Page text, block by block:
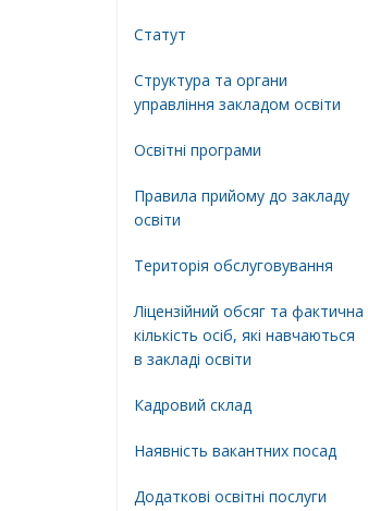
Статут
Структура та органи
управління закладом освіти
Освiтнi програми
Правила прийому до закладу
освіти
Територiя обслуговування
Ліцензійний обсяг та фактична
кількість осіб, які навчаються
в закладі освіти
Кадровий склад
Наявність вакантних посад
Додатковi освiтнi послуги